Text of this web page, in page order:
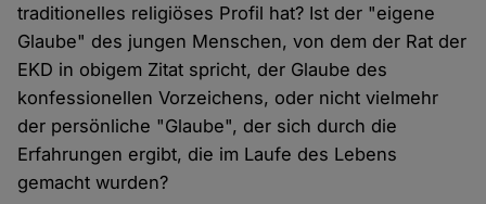
traditionelles religiöses Profil hat? Ist der "eigene
Glaube" des jungen Menschen, von dem der Rat der
EKD in obigem Zitat spricht, der Glaube des
konfessionellen Vorzeichens, oder nicht vielmehr
der persönliche "Glaube", der sich durch die
Erfahrungen ergibt, die im Laufe des Lebens
gemacht wurden?